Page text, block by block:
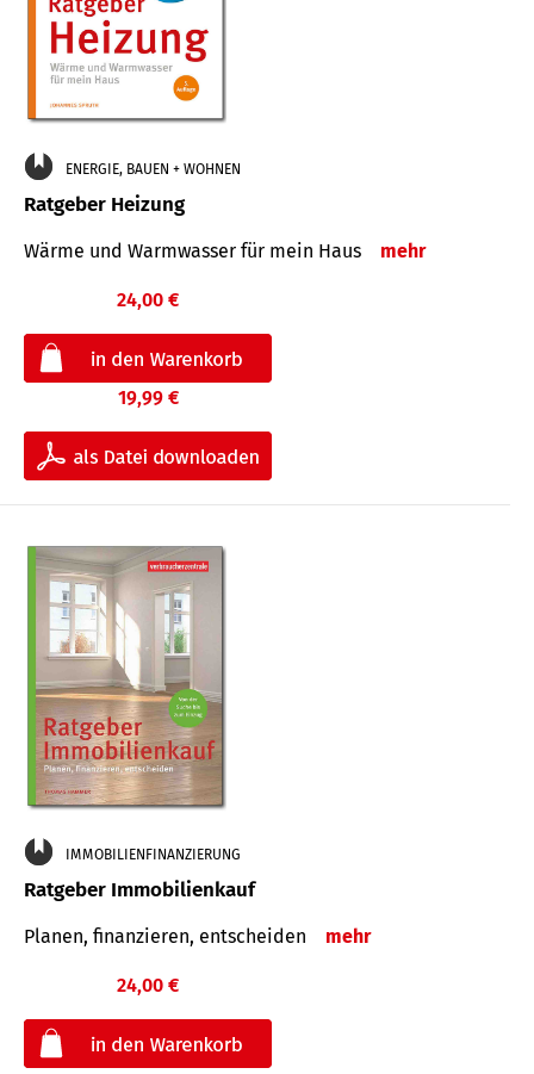
ENERGIE, BAUEN + WOHNEN
Ratgeber Heizung
Wärme und Warmwasser für mein Haus mehr
24,00 €
19,99 €
IMMOBILIENFINANZIERUNG
Ratgeber Immobilienkauf
Planen, finanzieren, entscheiden mehr
24,00 €